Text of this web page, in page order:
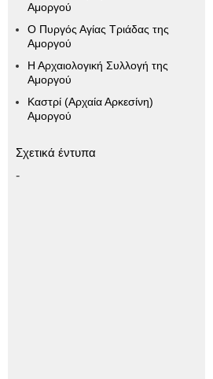
Αμοργού
Ο Πυργός Αγίας Τριάδας της
Αμοργού
Η Αρχαιολογική Συλλογή της
Αμοργού
Καστρί (Αρχαία Αρκεσίνη)
Αμοργού
Σχετικά έντυπα
-